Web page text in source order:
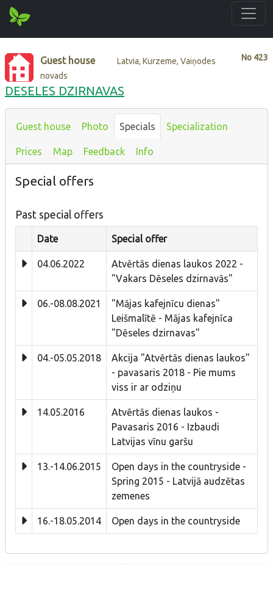
No 423
Guest house
Latvia, Kurzeme, Vaiņodes
novads
DESELES DZIRNAVAS
Guest house Photo Specials Specialization
Prices Map Feedback Info
Special offers
Past special offers
Date Special offer
04.06.2022
Atvērtās dienas laukos 2022 -
"Vakars Dēseles dzirnavās"
06.-08.08.2021
"Mājas kafejnīcu dienas"
Leišmalītē - Mājas kafejnīca
"Dēseles dzirnavas"
04.-05.05.2018
Akcija "Atvērtās dienas laukos"
- pavasaris 2018 - Pie mums
viss ir ar odziņu
14.05.2016
Atvērtās dienas laukos -
Pavasaris 2016 - Izbaudi
Latvijas vīnu garšu
13.-14.06.2015
Open days in the countryside -
Spring 2015 - Latvijā audzētas
zemenes
16.-18.05.2014 Open days in the countryside